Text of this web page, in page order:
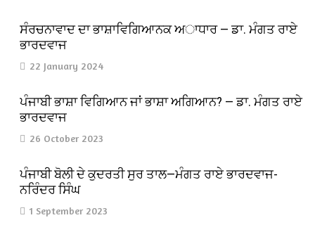
ਸੰਰਚਨਾਵਾਦ ਦਾ ਭਾਸ਼ਾਵਿਗਿਆਨਕ ਅਾਧਾਰ — ਡਾ. ਮੰਗਤ ਰਾਏ
ਭਾਰਦਵਾਜ
22 January 2024
ਪੰਜਾਬੀ ਭਾਸ਼ਾ ਵਿਗਿਆਨ ਜਾਂ ਭਾਸ਼ਾ ਅਗਿਆਨ? — ਡਾ. ਮੰਗਤ ਰਾਏ
ਭਾਰਦਵਾਜ
26 October 2023
ਪੰਜਾਬੀ ਬੋਲੀ ਦੇ ਕੁਦਰਤੀ ਸੁਰ ਤਾਲ—ਮੰਗਤ ਰਾਏ ਭਾਰਦਵਾਜ-
ਨਰਿੰਦਰ ਸਿੰਘ
1 September 2023